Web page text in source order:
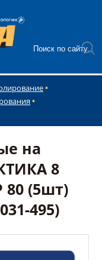
на
8
80 (5шт)
495)